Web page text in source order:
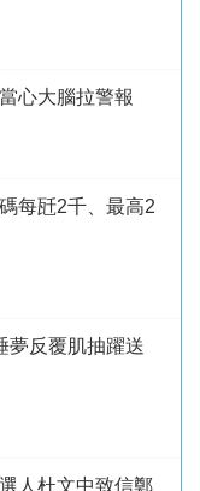
心大腦拉警報
每瓩2千、最高2
夢反覆肌抽躍送
人杜文中致信鄭